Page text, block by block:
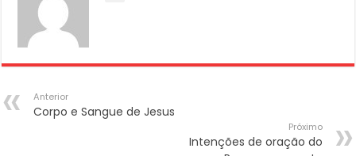
Anterior
Corpo e Sangue de Jesus
Próximo
Intenções de oração do